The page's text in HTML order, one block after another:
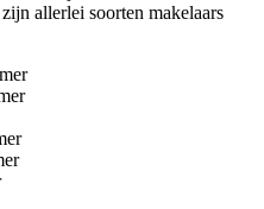
allerlei soorten makelaars